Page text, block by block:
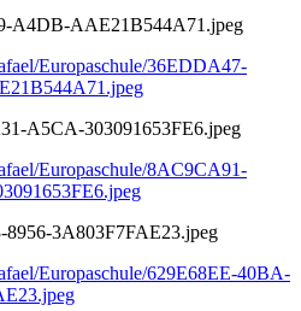
A4DB-AAE21B544A71.jpeg
Europaschule/36EDDA47-
A5CA-303091653FE6.jpeg
Europaschule/8AC9CA91-
3A803F7FAE23.jpeg
Europaschule/629E68EE-40BA-